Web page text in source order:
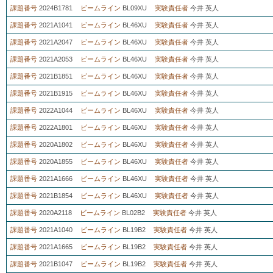
課題番号 2024B1781 ビームライン BL09XU 実験責任者 今井 英人
課題番号 2021A1041 ビームライン BL46XU 実験責任者 今井 英人
課題番号 2021A2047 ビームライン BL46XU 実験責任者 今井 英人
課題番号 2021A2053 ビームライン BL46XU 実験責任者 今井 英人
課題番号 2021B1851 ビームライン BL46XU 実験責任者 今井 英人
課題番号 2021B1915 ビームライン BL46XU 実験責任者 今井 英人
課題番号 2022A1044 ビームライン BL46XU 実験責任者 今井 英人
課題番号 2022A1801 ビームライン BL46XU 実験責任者 今井 英人
課題番号 2020A1802 ビームライン BL46XU 実験責任者 今井 英人
課題番号 2020A1855 ビームライン BL46XU 実験責任者 今井 英人
課題番号 2021A1666 ビームライン BL46XU 実験責任者 今井 英人
課題番号 2021B1854 ビームライン BL46XU 実験責任者 今井 英人
課題番号 2020A2118 ビームライン BL02B2 実験責任者 今井 英人
課題番号 2021A1040 ビームライン BL19B2 実験責任者 今井 英人
課題番号 2021A1665 ビームライン BL19B2 実験責任者 今井 英人
課題番号 2021B1047 ビームライン BL19B2 実験責任者 今井 英人